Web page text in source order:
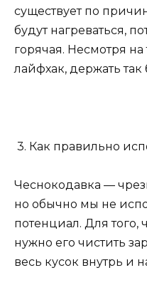
существует по
будут нагреваться,
горячая. Несмотря на
лайфхак, держать
3. Как правильно
Чеснокодавка —
но обычно мы не
потенциал. Для того,
нужно его чистить
весь кусок внутрь и